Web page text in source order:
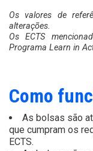
Os valores de
alterações.
Os ECTS
Programa Learn in
Como
As bolsas são
que cumpram os
ECTS.